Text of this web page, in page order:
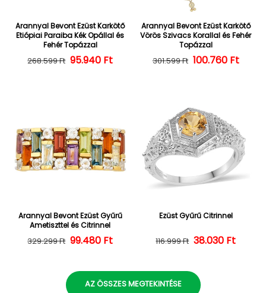
Arannyal Bevont Ezüst Karkötő
Etiópiai Paraiba Kék Opállal és
Fehér Topázzal
Normál ár
268.599 Ft Kedvezményes ár
95.940 Ft
Arannyal Bevont Ezüst Karkötő
Vörös Szivacs Korallal és Fehér
Topázzal
Normál ár
301.599 Ft 100.760 Ft
Arannyal Bevont Ezüst Gyűrű
Ametiszttel és Citrinnel
Normál ár
329.299 Ft Kedvezményes ár
99.480 Ft
Ezüst Gyűrű Citrinnel
Normál ár
116.999 Ft 38.030 Ft
AZ ÖSSZES MEGTEKINTÉSE